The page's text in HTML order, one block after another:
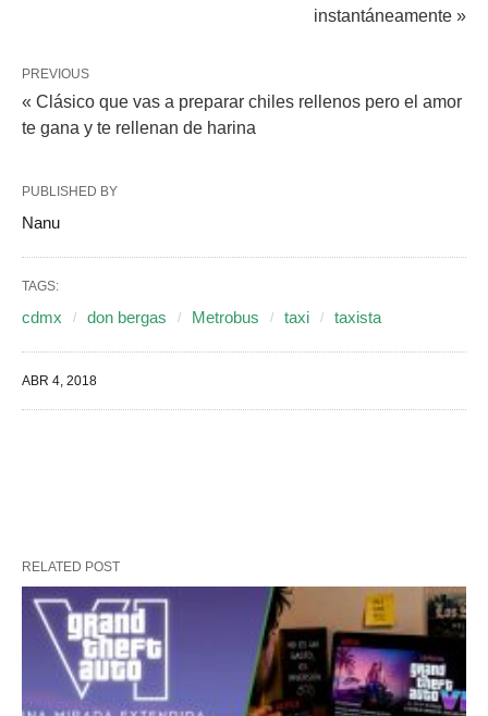
instantáneamente »
PREVIOUS
« Clásico que vas a preparar chiles rellenos pero el amor
te gana y te rellenan de harina
PUBLISHED BY
Nanu
TAGS:
cdmx don bergas Metrobus taxi taxista
ABR 4, 2018
RELATED POST